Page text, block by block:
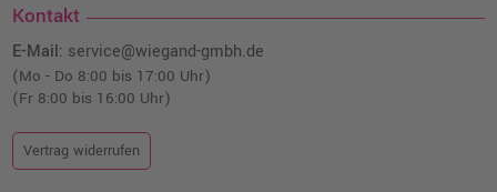
Kontakt
E-Mail: service@wiegand-gmbh.de
(Mo - Do 8:00 bis 17:00 Uhr)
(Fr 8:00 bis 16:00 Uhr)
Vertrag widerrufen